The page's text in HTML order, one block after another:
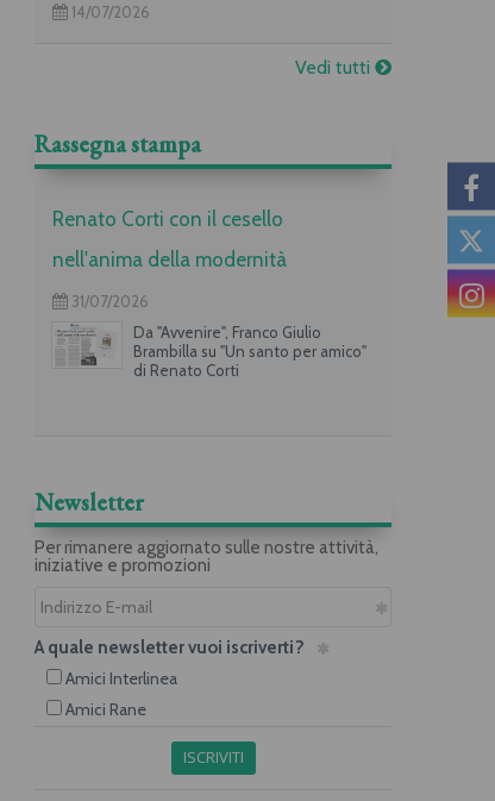
14/07/2026
Vedi tutti
Rassegna stampa
Renato Corti con il cesello
nell'anima della modernità
31/07/2026
Da "Avvenire", Franco Giulio
Brambilla su "Un santo per amico"
di Renato Corti
Newsletter
Per rimanere aggiornato sulle nostre attività,
iniziative e promozioni
A quale newsletter vuoi iscriverti?
Amici Interlinea
Amici Rane
ISCRIVITI